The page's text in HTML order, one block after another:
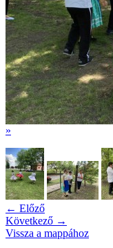
»
← Előző
Következő →
Vissza a mappához